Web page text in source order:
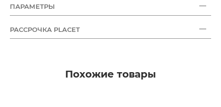
ПАРАМЕТРЫ
РАССРОЧКА PLACET
Похожие товары